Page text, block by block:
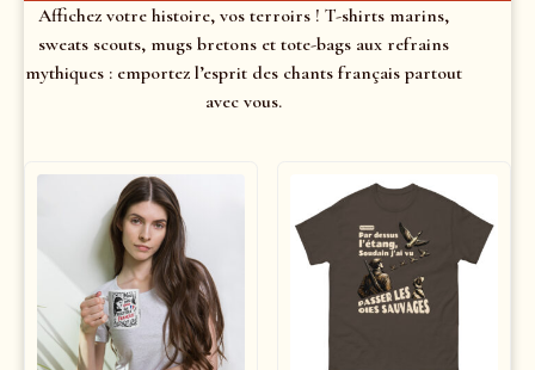
Affichez votre histoire, vos terroirs ! T-shirts marins,
sweats scouts, mugs bretons et tote-bags aux refrains
mythiques : emportez l’esprit des chants français partout
avec vous.